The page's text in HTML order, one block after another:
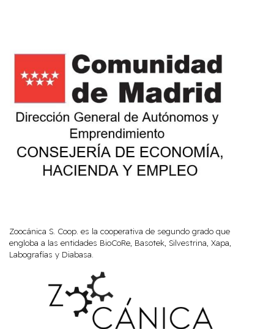
Zoocánica S. Coop. es la cooperativa de segundo grado que
engloba a las entidades BioCoRe, Basotek, Silvestrina, Xapa,
Labografías y Diabasa.